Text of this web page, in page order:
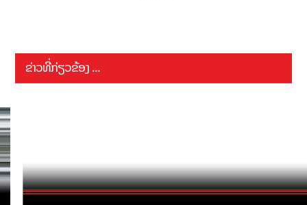
ຂ່າວທີ່ກ່ຽວຂ້ອງ ...